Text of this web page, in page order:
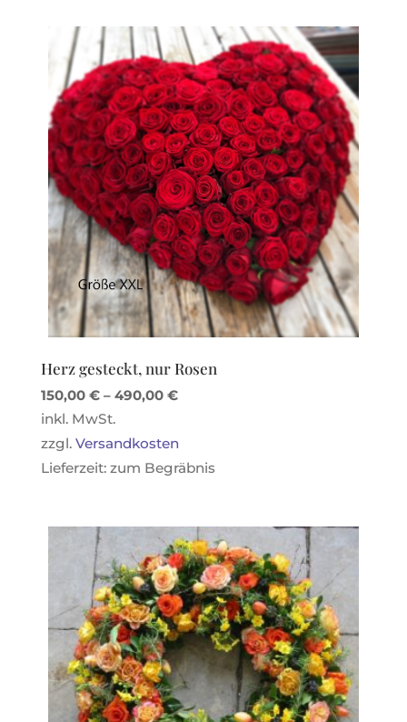
Herz gesteckt, nur Rosen
150,00 €– 490,00 €
inkl. MwSt.
zzgl. Versandkosten
Lieferzeit: zum Begräbnis